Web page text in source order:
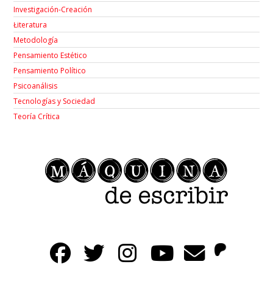
Investigación-Creación
Łiteratura
Metodología
Pensamiento Estético
Pensamiento Político
Psicoanálisis
Tecnologías y Sociedad
Teoría Crítica